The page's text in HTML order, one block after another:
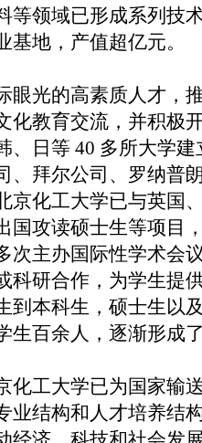
等领域已形成系列技
基地，产值超亿元。
眼光的高素质人才，
化教育交流，并积极
、日等 40 多所大学
、拜尔公司、罗纳普
京化工大学已与英国
国攻读硕士生等项目
次主办国际性学术会
科研合作，为学生提
到本科生，硕士生以
生百余人，逐渐形成
化工大学已为国家输
业结构和人才培养结